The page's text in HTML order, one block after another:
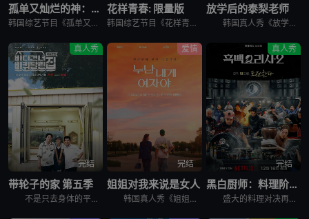
孤单又灿烂的神：鬼怪十周年特辑
韩国综艺节目《孤单又灿烂的神：鬼怪十周年特辑》又名：鬼怪十周年特别篇,鬼怪十周年之旅(台),도깨비 10주년，讲述了：为纪念开播十周年，剧中主演睽违多年再度聚首，展开特別旅行，重访经典场景、回顾难忘台
花样青春: 限量版
韩国综艺节目《花样青春: 限量版》的妙趣在于突发旅行。突然告诉出演者去旅行的日程，出演者带着制作组原封不动地给的每人10万韩元经费，于2026年2月24日通过频道十五夜直播被绑架到旅行地。出演人员是郑
放学后的泰梨老师
韩国真人秀《放学后的泰梨老师》讲述的，是金泰梨成为某乡村小学的戏剧班老师，给学生们上戏剧课的节目。 成为充满热情的演技老师金泰梨和可爱学生们展开的特别旅程，将为观众带来纯真的笑容和感动。
真人秀
完结
带轮子的家 第五季
不是只去身体的平凡旅行， &nbsp; &nbsp; &nbsp; &nbsp; &nbsp; &nbsp; &nbsp; &nbsp; &nbsp; &nbsp; &nbsp; &nbsp; &
爱情
完结
姐姐对我来说是女人
韩国真人秀《姐姐对我来说是女人》讲述了，超越年龄差距这一现实的障碍，在爱情面前果敢坦率的姐弟恋男女们挑性真诚的恋爱细胞再生真人秀。
真人秀
完结
黑白厨师：料理阶级战争 第二季
盛大的料理对决再度展开，新一批“黑汤匙”厨师迎战实力坚强的“白汤匙”主厨。谁能在火热竞赛中脱颖而出？谁会黯然退场？